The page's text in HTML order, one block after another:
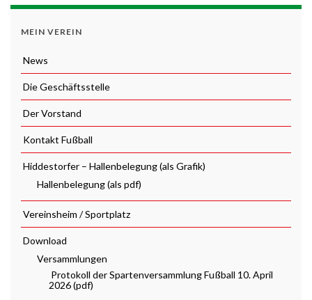
MEIN VEREIN
News
Die Geschäftsstelle
Der Vorstand
Kontakt Fußball
Hiddestorfer – Hallenbelegung (als Grafik)
Hallenbelegung (als pdf)
Vereinsheim / Sportplatz
Download
Versammlungen
Protokoll der Spartenversammlung Fußball 10. April
2026 (pdf)